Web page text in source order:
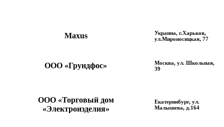
Maxus
Украина, г.Харьков,
ул.Мироносицкая, 77
ООО «Грундфос»
Москва, ул. Школьная,
39
ООО «Торговый дом
«Электроизделия»
Екатеринбург, ул.
Малышева, д.164